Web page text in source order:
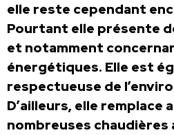
elle reste cependant
Pourtant elle présente
et notamment
énergétiques. Elle est
respectueuse de
D’ailleurs, elle remplace
nombreuses chaudières